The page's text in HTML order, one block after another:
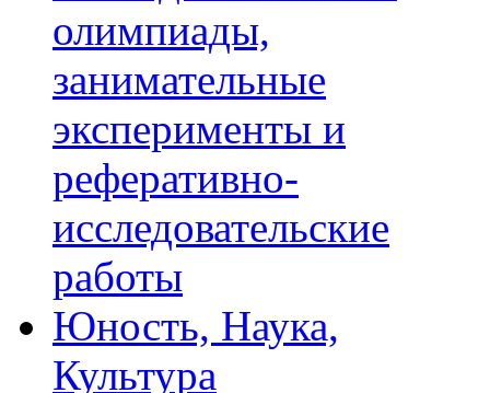
олимпиады,
занимательные
эксперименты и
реферативно-
исследовательские
работы
Юность, Наука,
Культура